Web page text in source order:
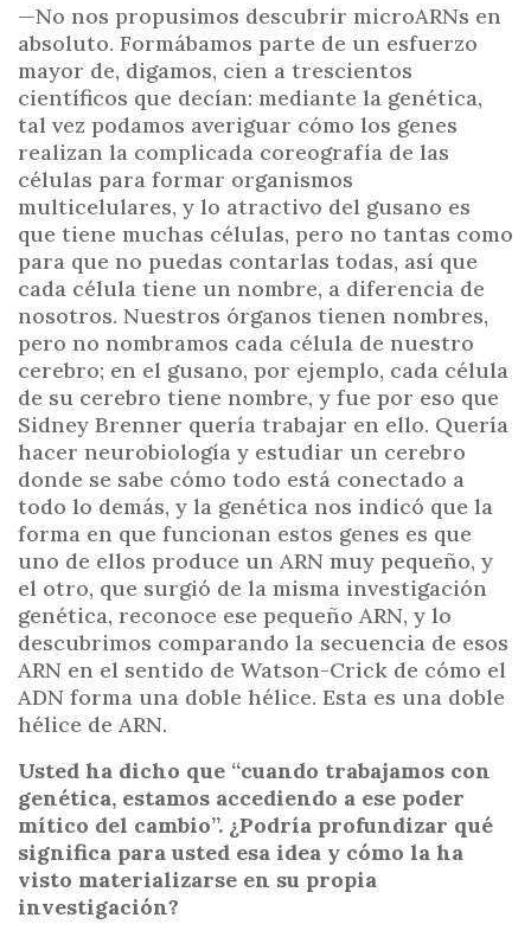
—No nos propusimos descubrir microARNs en
absoluto. Formábamos parte de un esfuerzo
mayor de, digamos, cien a trescientos
científicos que decían: mediante la genética,
tal vez podamos averiguar cómo los genes
realizan la complicada coreografía de las
células para formar organismos
multicelulares, y lo atractivo del gusano es
que tiene muchas células, pero no tantas como
para que no puedas contarlas todas, así que
cada célula tiene un nombre, a diferencia de
nosotros. Nuestros órganos tienen nombres,
pero no nombramos cada célula de nuestro
cerebro; en el gusano, por ejemplo, cada célula
de su cerebro tiene nombre, y fue por eso que
Sidney Brenner quería trabajar en ello. Quería
hacer neurobiología y estudiar un cerebro
donde se sabe cómo todo está conectado a
todo lo demás, y la genética nos indicó que la
forma en que funcionan estos genes es que
uno de ellos produce un ARN muy pequeño, y
el otro, que surgió de la misma investigación
genética, reconoce ese pequeño ARN, y lo
descubrimos comparando la secuencia de esos
ARN en el sentido de Watson-Crick de cómo el
ADN forma una doble hélice. Esta es una doble
hélice de ARN.
Usted ha dicho que “cuando trabajamos con
genética, estamos accediendo a ese poder
mítico del cambio”. ¿Podría profundizar qué
significa para usted esa idea y cómo la ha
visto materializarse en su propia
investigación?